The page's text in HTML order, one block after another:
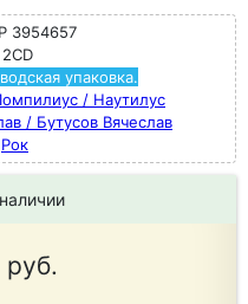
3954657
2CD
упаковка.
/ Наутилус
/ Бутусов Вячеслав
Рок
руб.